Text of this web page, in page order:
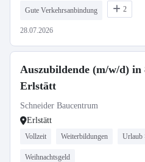
Gute Verkehrsanbindung 2
28.07.2026
Auszubildende (m/w/d) in
Erlstätt
Schneider Baucentrum
Erlstätt
Vollzeit Weiterbildungen Urlaub
Weihnachtsgeld